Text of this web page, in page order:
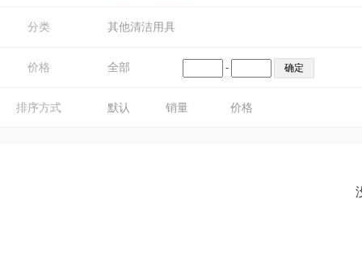
分类 其他清洁用具
价格 全部 -
排序方式 默认 销量 价格